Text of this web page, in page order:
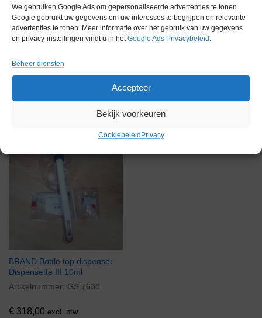
We gebruiken Google Ads om gepersonaliseerde advertenties te tonen.
Google gebruikt uw gegevens om uw interesses te begrijpen en relevante
advertenties te tonen. Meer informatie over het gebruik van uw gegevens
en privacy-instellingen vindt u in hetGoogle Ads Privacybeleid .
Beheer diensten
Accepteer
Bekijk voorkeuren
Cookiebeleid Privacy
BRAND Bottle top dispenser
Dispensette III 10ml
Artikelnummer: GS 7638
€ 318,00 excl. btw